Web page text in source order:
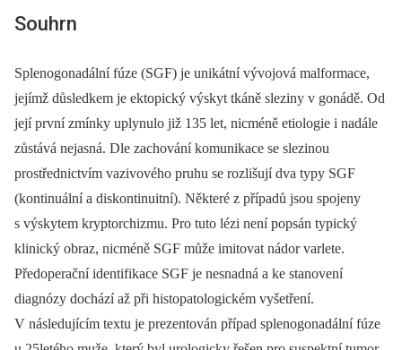
Souhrn
Splenogonadální fúze (SGF) je unikátní vývojová malformace,
jejímž důsledkem je ektopický výskyt tkáně sleziny v gonádě. Od
její první zmínky uplynulo již 135 let, nicméně etiologie i nadále
zůstává nejasná. Dle zachování komunikace se slezinou
prostřednictvím vazivového pruhu se rozlišují dva typy SGF
(kontinuální a diskontinuitní). Některé z případů jsou spojeny
s výskytem kryptorchizmu. Pro tuto lézi není popsán typický
klinický obraz, nicméně SGF může imitovat nádor varlete.
Předoperační identifikace SGF je nesnadná a ke stanovení
diagnózy dochází až při histopatologickém vyšetření.
V následujícím textu je prezentován případ splenogonadální fúze